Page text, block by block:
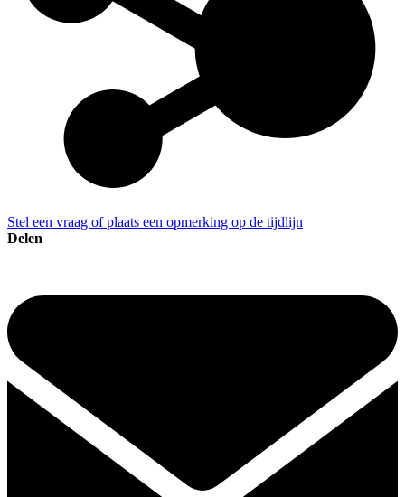
Stel een vraag of plaats een opmerking op de tijdlijn
Delen